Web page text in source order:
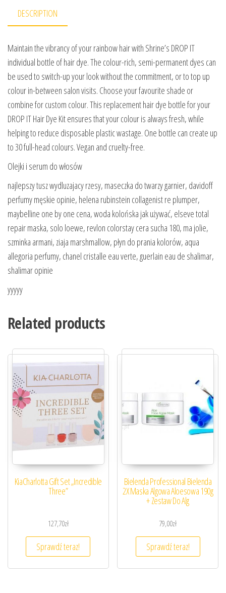
DESCRIPTION
Maintain the vibrancy of your rainbow hair with Shrine’s DROP IT
individual bottle of hair dye. The colour-rich, semi-permanent dyes can
be used to switch-up your look without the commitment, or to top up
colour in-between salon visits. Choose your favourite shade or
combine for custom colour. This replacement hair dye bottle for your
DROP IT Hair Dye Kit ensures that your colour is always fresh, while
helping to reduce disposable plastic wastage. One bottle can create up
to 30 full-head colours. Vegan and cruelty-free.
Olejki i serum do włosów
najlepszy tusz wydluzajacy rzesy, maseczka do twarzy garnier, davidoff
perfumy męskie opinie, helena rubinstein collagenist re plumper,
maybelline one by one cena, woda kolońska jak używać, elseve total
repair maska, solo loewe, revlon colorstay cera sucha 180, ma jolie,
szminka armani, ziaja marshmallow, płyn do prania kolorów, aqua
allegoria perfumy, chanel cristalle eau verte, guerlain eau de shalimar,
shalimar opinie
yyyyy
Related products
KiaCharlotta Gift Set „Incredible
Three”
127,70zł
Sprawdź teraz!
Bielenda Professional Bielenda
2X Maska Algowa Aloesowa 190g
+ Zestaw Do Alg
79,00zł
Sprawdź teraz!